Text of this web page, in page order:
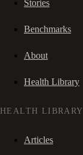
Stories
Benchmarks
About
Health Library
HEALTH LIBRARY
Articles